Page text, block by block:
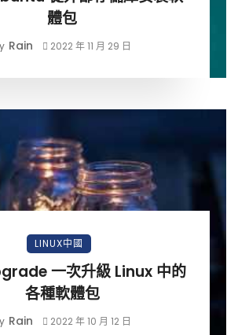
體包
Rain 2022 年 11 月 29 日
LINUX中國
一次升級 Linux 中的
各種軟體包
Rain 2022 年 10 月 12 日